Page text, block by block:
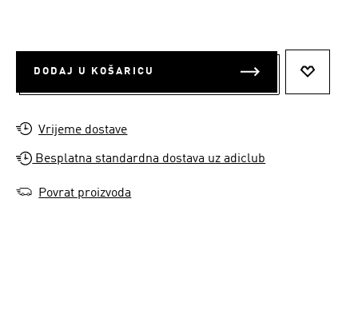
DODAJ U KOŠARICU
Vrijeme dostave
Besplatna standardna dostava uz adiclub
Povrat proizvoda